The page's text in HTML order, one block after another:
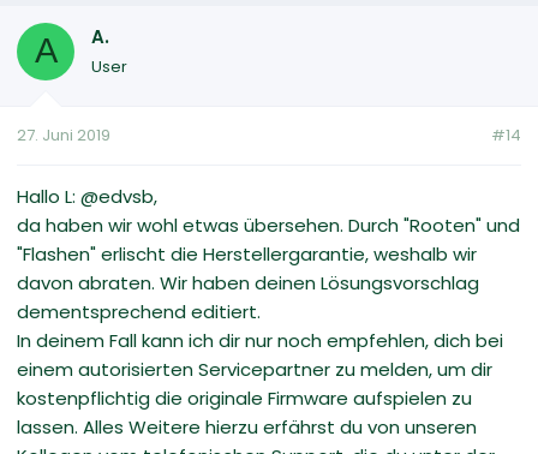
A A.
User
27. Juni 2019 #14
Hallo L: @edvsb,
da haben wir wohl etwas übersehen. Durch "Rooten" und
"Flashen" erlischt die Herstellergarantie, weshalb wir
davon abraten. Wir haben deinen Lösungsvorschlag
dementsprechend editiert.
In deinem Fall kann ich dir nur noch empfehlen, dich bei
einem autorisierten Servicepartner zu melden, um dir
kostenpflichtig die originale Firmware aufspielen zu
lassen. Alles Weitere hierzu erfährst du von unseren